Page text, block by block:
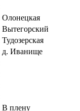
Олонецкая
Вытегорский
Тудозерская
д. Иванище
В плену